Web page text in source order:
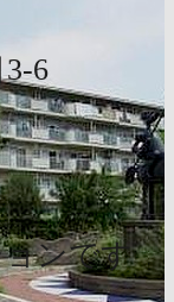
6
ンです